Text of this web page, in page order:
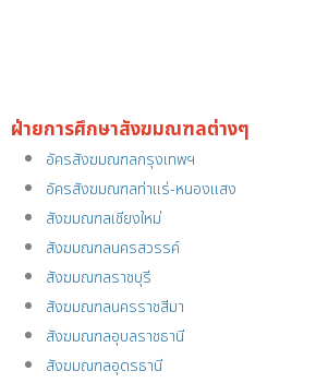
ฝ่ายการศึกษาสังฆมณฑลต่างๆ
อัครสังฆมณฑลกรุงเทพฯ
อัครสังฆมณฑลท่าแร่-หนองแสง
สังฆมณฑลเชียงใหม่
สังฆมณฑลนครสวรรค์
สังฆมณฑลราชบุรี
สังฆมณฑลนครราชสีมา
สังฆมณฑลอุบลราชธานี
สังฆมณฑลอุดรธานี